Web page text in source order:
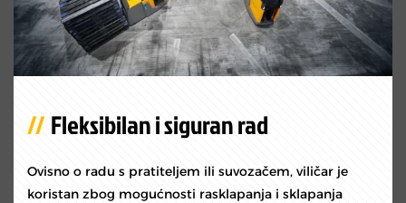
Fleksibilan i siguran rad
Ovisno o radu s pratiteljem ili suvozačem, viličar je
koristan zbog mogućnosti rasklapanja i sklapanja